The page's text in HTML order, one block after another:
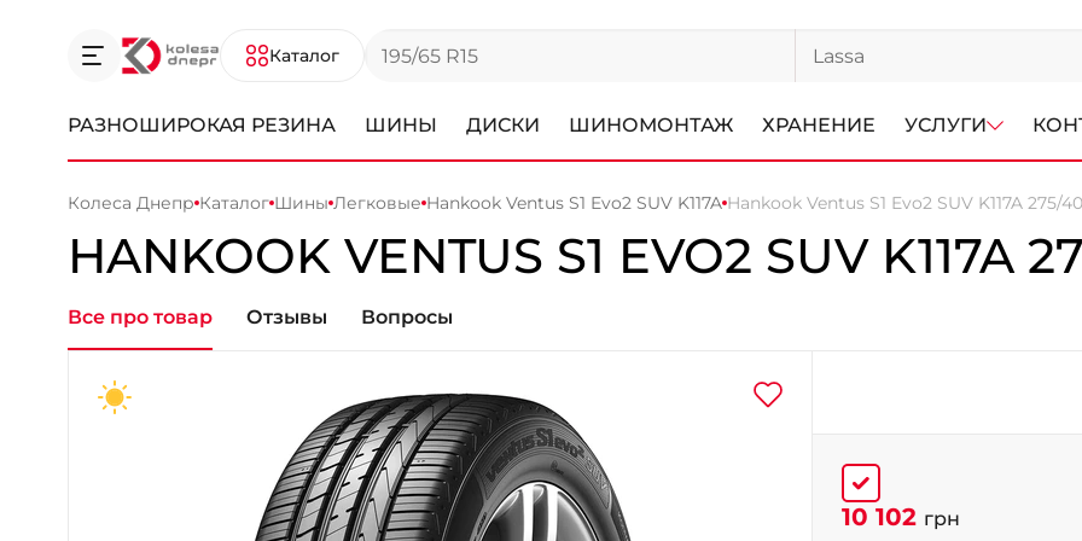
Каталог
РАЗНОШИРОКАЯ РЕЗИНА ШИНЫ ДИСКИ ШИНОМОНТАЖ ХРАНЕНИЕ УСЛУГИ
Колеса Днепр Каталог Шины Легковые Hankook Ventus S1 Evo2 SUV K117A Hankook Ventus S1 Evo2 SUV K117A 275/
HANKOOK VENTUS S1 EVO2 SUV K117A
Все про товар Отзывы Вопросы
10 102 грн